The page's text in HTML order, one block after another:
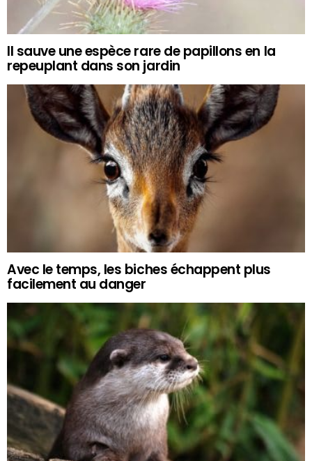
Il sauve une espèce rare de papillons en la
repeuplant dans son jardin
Avec le temps, les biches échappent plus
facilement au danger